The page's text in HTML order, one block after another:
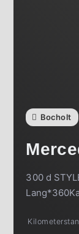
Bocholt
300 d